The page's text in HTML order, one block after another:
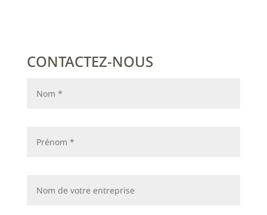
CONTACTEZ-NOUS